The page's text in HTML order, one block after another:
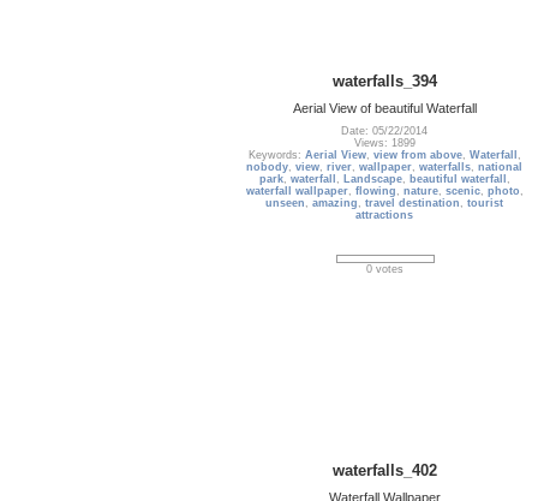
waterfalls_394
Aerial View of beautiful Waterfall
Date: 05/22/2014
Views: 1899
Keywords: Aerial View, view from above, Waterfall ,
nobody,view,river,wallpaper,waterfalls,national
park, waterfall , Landscape, beautiful waterfall ,
waterfall wallpaper, flowing , nature, scenic, photo ,
unseen ,amazing ,travel destination ,tourist
attractions
0 votes
waterfalls_402
Waterfall Wallpaper